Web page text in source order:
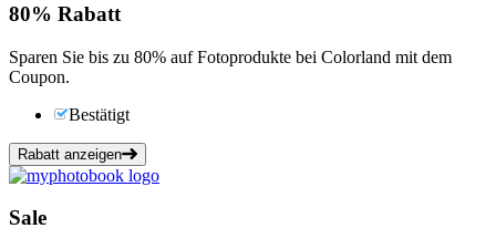
80% Rabatt
Sparen Sie bis zu 80% auf Fotoprodukte bei Colorland mit dem
Coupon.
Bestätigt
Rabatt anzeigen
Sale